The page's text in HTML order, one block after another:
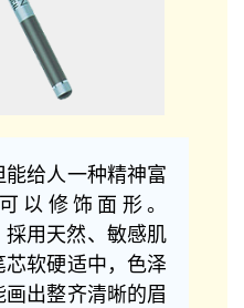
给人一种精神富
以修饰面形。
採用天然、敏感肌
软硬适中，色泽
出整齐清晰的眉